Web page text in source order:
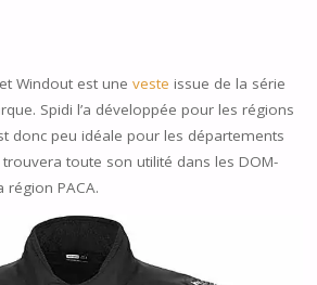
Windout est une veste issue de la série
Spidi l’a développée pour les régions
donc peu idéale pour les départements
toute son utilité dans les DOM-
PACA.